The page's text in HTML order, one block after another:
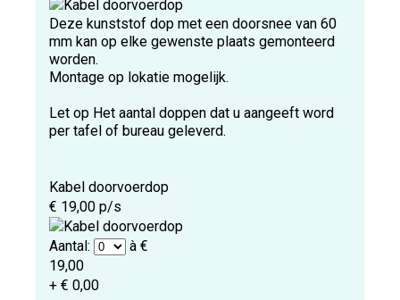
Deze kunststof dop met een doorsnee van 60
mm kan op elke gewenste plaats gemonteerd
worden.
Montage op lokatie mogelijk.
Let op Het aantal doppen dat u aangeeft word
per tafel of bureau geleverd.
Kabel doorvoerdop
€ 19,00 p/s
Aantal:
à €
19,00
+ € 0,00